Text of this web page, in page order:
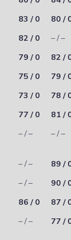
83 / 0
80 /
82 / 0
– / –
79 / 0
82 /
75 / 0
79 /
73 / 0
78 /
77 / 0
81 /
– / – – / –
– / –
89 /
– / –
90 /
86 / 0
87 /
– / – 77 /